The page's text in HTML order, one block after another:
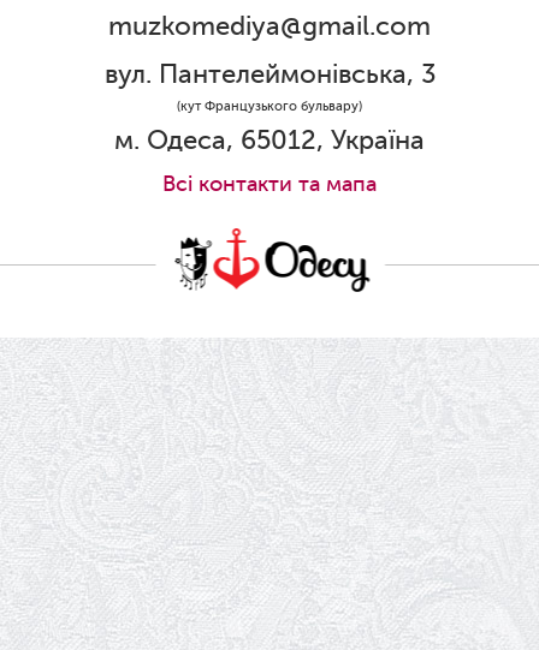
muzkomediya@gmail.com
вул. Пантелеймонівська, 3
(кут Французького бульвару)
м. Одеса, 65012, Україна
Всi контакти та мапа